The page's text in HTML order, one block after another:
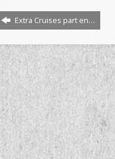
Extra Cruises part en…